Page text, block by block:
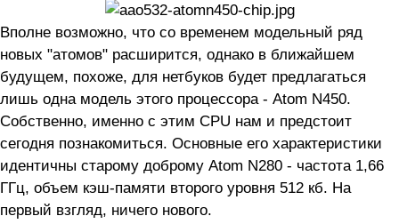
Вполне возможно, что со временем модельный ряд
новых "атомов" расширится, однако в ближайшем
будущем, похоже, для нетбуков будет предлагаться
лишь одна модель этого процессора - Atom N450.
Собственно, именно с этим CPU нам и предстоит
сегодня познакомиться. Основные его характеристики
идентичны старому доброму Atom N280 - частота 1,66
ГГц, объем кэш-памяти второго уровня 512 кб. На
первый взгляд, ничего нового.